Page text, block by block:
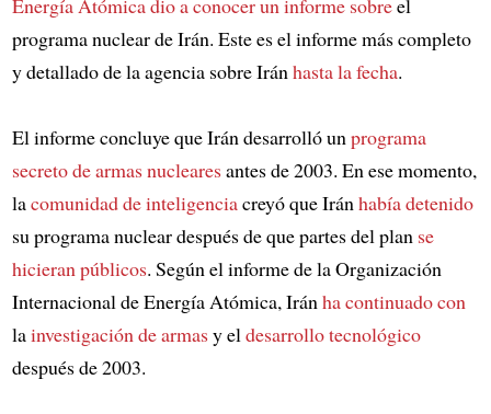
Energía Atómicadio a conocer un informe sobreel
programa nuclear de Irán. Este es el informe más completo
y detallado de la agencia sobre Iránhasta la fecha.
El informe concluye que Irán desarrolló unprograma
secreto de armas nuclearesantes de 2003. En ese momento,
lacomunidad de inteligenciacreyó que Iránhabía detenido
su programa nuclear después de que partes del plan se
hicieran públicos. Según el informe de la Organización
Internacional de Energía Atómica, Iránha continuado con
lainvestigación de armasy eldesarrollo tecnológico
después de 2003.